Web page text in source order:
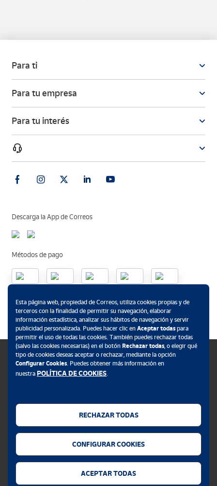
Para ti
Para tu empresa
Para tu interés
Descarga la App de Correos
Métodos de pago
Aviso legal
Alerta seguridad
Accesibilidad
Esta página web, propiedad de Correos, utiliza cookies propias y de
terceros con la finalidad de permitir su navegación, elaborar
información estadística, analizar sus hábitos de navegación y servir
publicidad personalizada. Puedes hacer clic en Aceptar todaspara
permitir el uso de todas las cookies. También puedes rechazar todas
(salvo las cookies necesarias) en el botón Rechazar todas, o elegir qué
tipo de cookies deseas aceptar o rechazar, mediante la opción
Configurar Cookies. Puedes obtener más información en
nuestra POLÍTICA DE COOKIES.
RECHAZAR TODAS
CONFIGURAR COOKIES
ACEPTAR TODAS